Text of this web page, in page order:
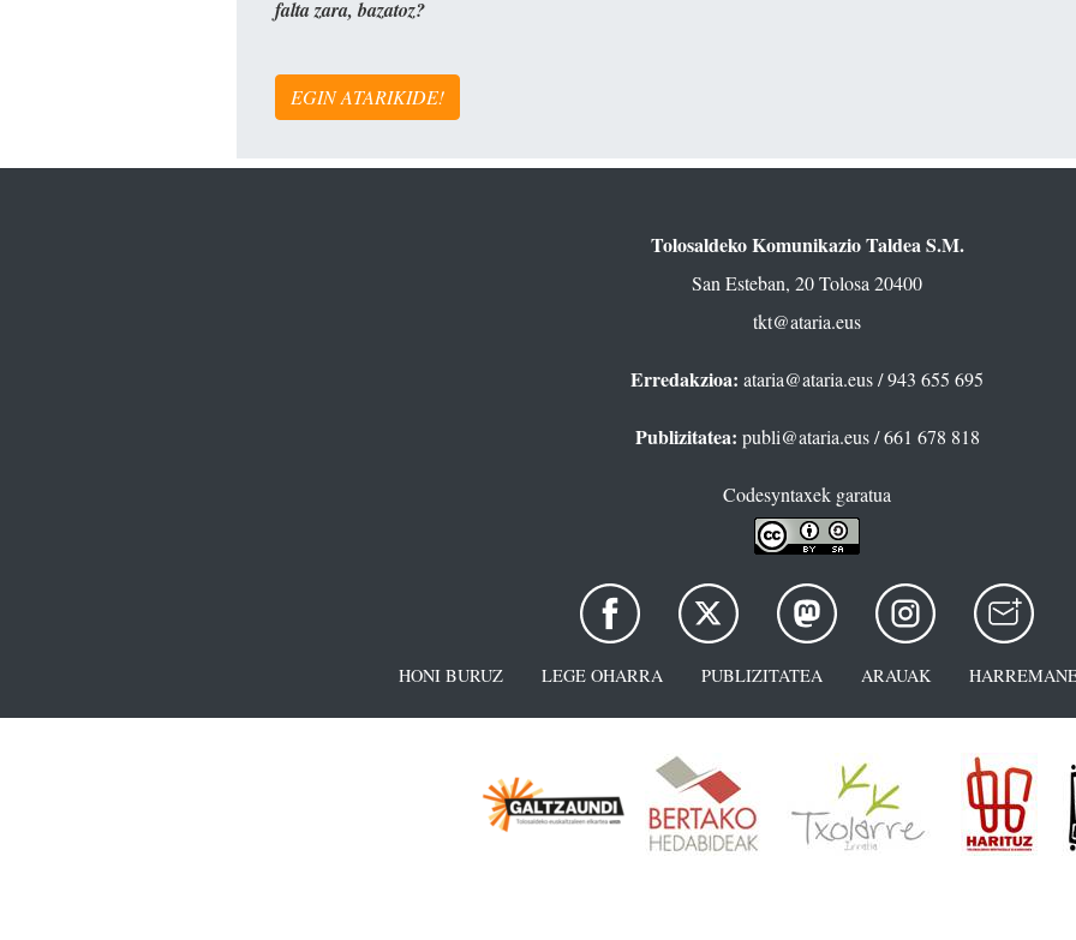
falta zara, bazatoz?
EGIN ATARIKIDE!
Tolosaldeko Komunikazio Taldea S.M.
San Esteban, 20 Tolosa 20400
tkt@ataria.eus
Erredakzioa: ataria@ataria.eus/ 943 655 695
Publizitatea: publi@ataria.eus/ 661 678 818
Codesyntaxek garatua
HONI BURUZ LEGE OHARRA PUBLIZITATEA ARAUAK